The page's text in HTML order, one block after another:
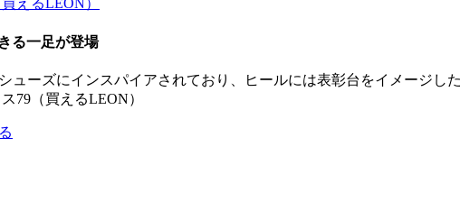
る一足が登場
ューズにインスパイアされており、ヒールには表彰台をイメージ
79（買えるLEON）